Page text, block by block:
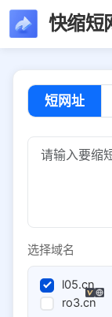
快缩短
短网址
选择域名
l05.cn
ro3.cn